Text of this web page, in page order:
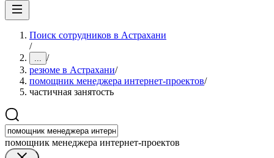
Поиск сотрудников в Астрахани
/
... /
резюме в Астрахани/
помощник менеджера интернет-проектов/
частичная занятость
помощник менеджера интернет-проектов